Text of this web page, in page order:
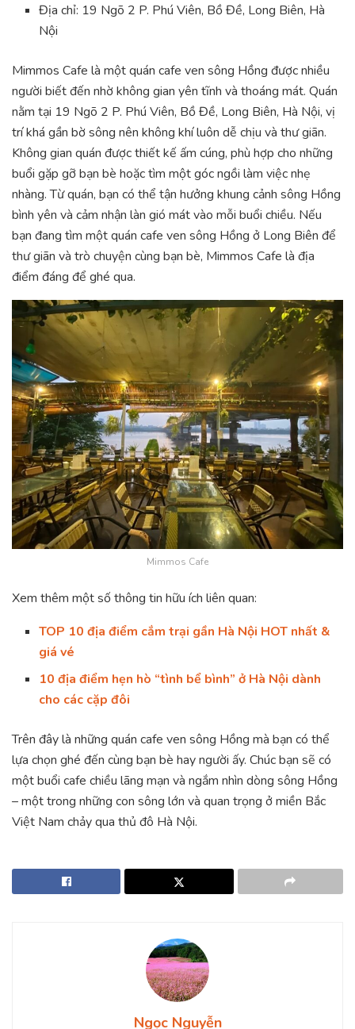
Địa chỉ: 19 Ngõ 2 P. Phú Viên, Bồ Đề, Long Biên, Hà
Nội
Mimmos Cafe là một quán cafe ven sông Hồng được nhiều
người biết đến nhờ không gian yên tĩnh và thoáng mát. Quán
nằm tại 19 Ngõ 2 P. Phú Viên, Bồ Đề, Long Biên, Hà Nội, vị
trí khá gần bờ sông nên không khí luôn dễ chịu và thư giãn.
Không gian quán được thiết kế ấm cúng, phù hợp cho những
buổi gặp gỡ bạn bè hoặc tìm một góc ngồi làm việc nhẹ
nhàng. Từ quán, bạn có thể tận hưởng khung cảnh sông Hồng
bình yên và cảm nhận làn gió mát vào mỗi buổi chiều. Nếu
bạn đang tìm một quán cafe ven sông Hồng ở Long Biên để
thư giãn và trò chuyện cùng bạn bè, Mimmos Cafe là địa
điểm đáng để ghé qua.
Mimmos Cafe
Xem thêm một số thông tin hữu ích liên quan:
TOP 10 địa điểm cắm trại gần Hà Nội HOT nhất &
giá vé
10 địa điểm hẹn hò “tình bể bình” ở Hà Nội dành
cho các cặp đôi
Trên đây là những quán cafe ven sông Hồng mà bạn có thể
lựa chọn ghé đến cùng bạn bè hay người ấy. Chúc bạn sẽ có
một buổi cafe chiều lãng mạn và ngắm nhìn dòng sông Hồng
– một trong những con sông lớn và quan trọng ở miền Bắc
Việt Nam chảy qua thủ đô Hà Nội.
Ngọc Nguyễn